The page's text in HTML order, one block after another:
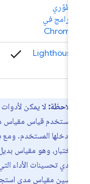
مطوّري
البرامج في
Chrome
Lighthouse
check
ملاحظة: